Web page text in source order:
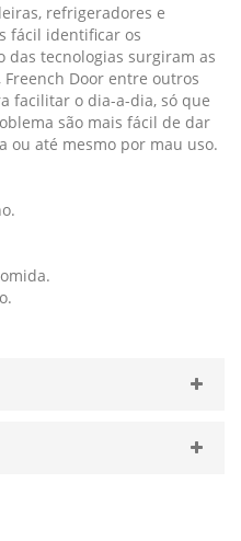
refrigeradores e
fácil identificar os
das tecnologias surgiram as
Freench Door entre outros
facilitar o dia-a-dia, só que
são mais fácil de dar
ou até mesmo por mau uso.